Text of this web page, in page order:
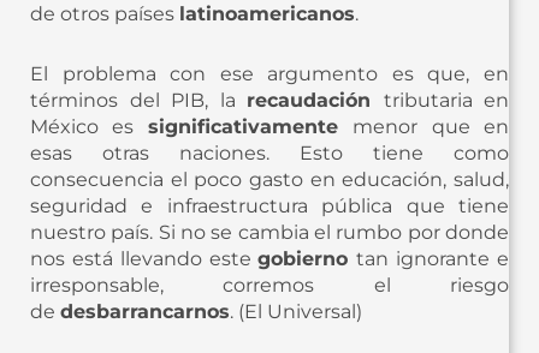
de otros países latinoamericanos.
El problema con ese argumento es que, en
términos del PIB, la recaudación tributaria en
México es significativamente menor que en
esas otras naciones. Esto tiene como
consecuencia el poco gasto en educación, salud,
seguridad e infraestructura pública que tiene
nuestro país. Si no se cambia el rumbo por donde
nos está llevando estegobiernotan ignorante e
irresponsable, corremos el riesgo
de desbarrancarnos. (El Universal)